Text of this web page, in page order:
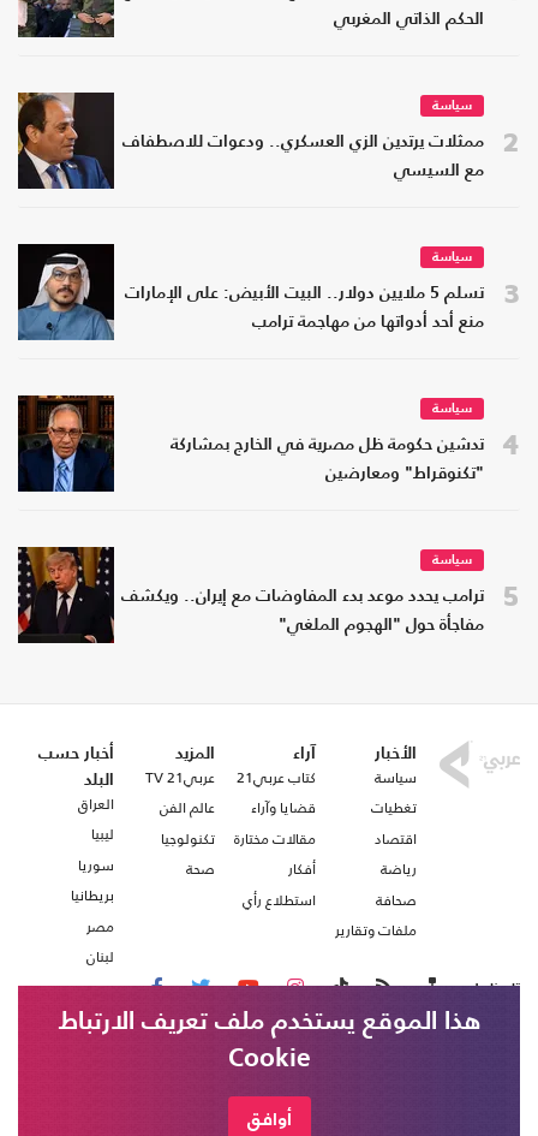
الحكم الذاتي المغربي
2
سياسة
ممثلات يرتدين الزي العسكري.. ودعوات للاصطفاف
مع السيسي
3
سياسة
تسلم 5 ملايين دولار.. البيت الأبيض: على الإمارات
منع أحد أدواتها من مهاجمة ترامب
4
سياسة
تدشين حكومة ظل مصرية في الخارج بمشاركة
"تكنوقراط" ومعارضين
5
سياسة
ترامب يحدد موعد بدء المفاوضات مع إيران.. ويكشف
مفاجأة حول "الهجوم الملغي"
الأخبار
سياسة
تغطيات
اقتصاد
رياضة
صحافة
ملفات وتقارير
آراء
كتاب عربي21
قضايا وآراء
مقالات مختارة
أفكار
استطلاع رأي
المزيد
عربي21 TV
عالم الفن
تكنولوجيا
صحة
أخبار حسب
البلد
العراق
ليبيا
سوريا
بريطانيا
مصر
لبنان
تابعنا على
هذا الموقع يستخدم ملف تعريف الارتباط
Cookie
أوافق